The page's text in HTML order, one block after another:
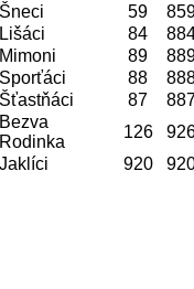
Šneci 59
Lišáci 84
Mimoni 89
Sporťáci 88
Šťastňáci 87
Bezva
Rodinka
126
Jaklíci 920